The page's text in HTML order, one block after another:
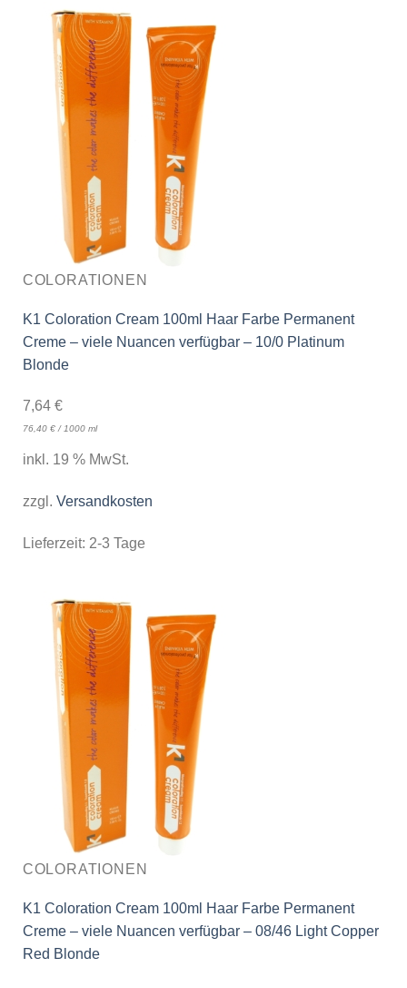
COLORATIONEN
K1 Coloration Cream 100ml Haar Farbe Permanent
Creme – viele Nuancen verfügbar – 10/0 Platinum
Blonde
7,64 €
76,40 €/1000 ml
inkl. 19 % MwSt.
zzgl. Versandkosten
Lieferzeit: 2-3 Tage
COLORATIONEN
K1 Coloration Cream 100ml Haar Farbe Permanent
Creme – viele Nuancen verfügbar – 08/46 Light Copper
Red Blonde